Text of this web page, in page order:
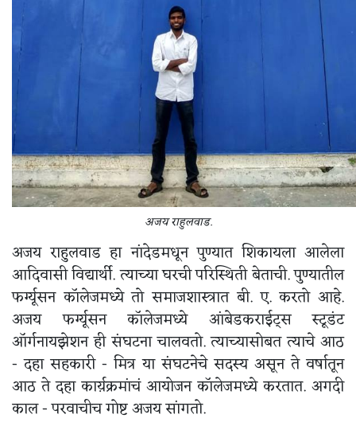
अजय राहुलवाड.
अजय राहुलवाड हा नांदेडमधून पुण्यात शिकायला आलेला
आदिवासी विद्यार्थी. त्याच्या घरची परिस्थिती बेताची. पुण्यातील
फर्ग्यूसन कॉलेजमध्ये तो समाजशास्त्रात बी. ए. करतो आहे.
अजय फर्ग्यूसन कॉलेजमध्ये आंबेडकराईट्स स्टूडंट
ऑर्गनायझेशन ही संघटना चालवतो. त्याच्यासोबत त्याचे आठ
- दहा सहकारी - मित्र या संघटनेचे सदस्य असून ते वर्षातून
आठ ते दहा कार्य़क्रमांचं आयोजन कॉलेजमध्ये करतात. अगदी
काल - परवाचीच गोष्ट अजय सांगतो.